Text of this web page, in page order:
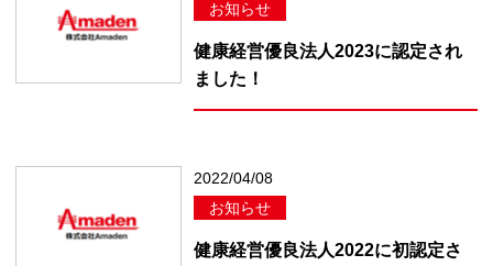
お知らせ
健康経営優良法人2023に認定され
ました！
2022/04/08
お知らせ
健康経営優良法人2022に初認定さ